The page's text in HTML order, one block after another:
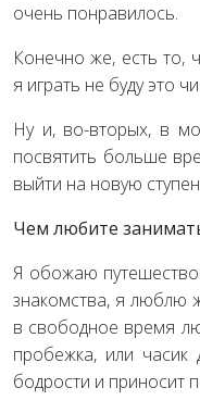
очень понравилось.
Конечно же, есть то,
я играть не буду это
Ну и, во-вторых, в
посвятить больше
выйти на новую
Чем любите
Я обожаю
знакомства, я люблю
в свободное время
пробежка, или часик
бодрости и приносит